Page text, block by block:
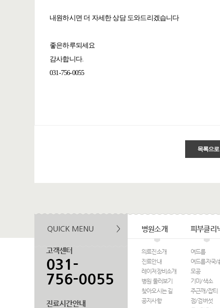
내원하시면 더 자세한 상담 도와드리겠습니다
좋은하루되세요
감사합니다.
031-756-0055
목록으로
병원소개
의료진소개
진료안내
레이저장비소개
병원 둘러보기
찾아오시는 길
공지사항
피부클리
여드름
여드름자국/
모공
기미/색소
주근깨/잡티
점/검버섯